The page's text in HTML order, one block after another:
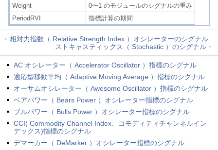
Weight
0〜1 のモジュールのシグナルの重み
PeriodRVI
指標計算の期間
相対力指数（ Relative Strength Index ）オシレーターのシグナル
ストキャスティックス（ Stochastic ）のシグナル
AC オシレーター（ Accelerator Oscillator ）指標のシグナル
適応型移動平均（ Adaptive Moving Average ）指標のシグナル
オーサムオシレーター（ Awesome Oscillator ）指標のシグナル
ベアパワー（ Bears Power ）オシレーター指標のシグナル
ブルパワー（ Bulls Power ）オシレーター指標のシグナル
CCI( Commodity Channel Index、コモディティチャンネルイン
デックス)指標のシグナル
デマーカー（ DeMarker ）オシレーター指標のシグナル